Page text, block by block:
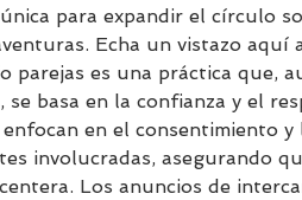
para expandir el círculo
Echa un vistazo aquí
parejas es una práctica que,
se basa en la confianza y el
enfocan en el consentimiento
involucradas, asegurando
Los anuncios de